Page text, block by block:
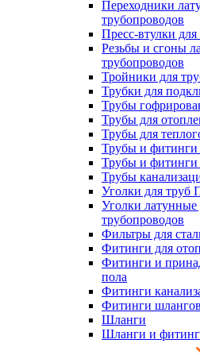
Переходники
трубопроводов
Пресс-втулки для
Резьбы и сгоны
трубопроводов
Тройники для
Трубки для
Трубы
Трубы для
Трубы для
Трубы и
Трубы и
Трубы
Уголки для труб
Уголки латунные
трубопроводов
Фильтры для
Фитинги для
Фитинги и
пола
Фитинги
Фитинги шлангов
Шланги
Шланги и